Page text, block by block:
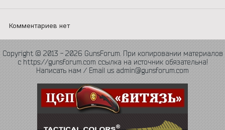
Комментариев нет
Copyright © 2013 - 2026 GunsForum. При копировании материалов
с https://gunsforum.com ссылка на источник обязательна!
Написать нам / Email us admin@gunsforum.com